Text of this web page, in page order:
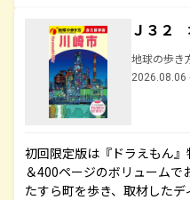
Ｊ３２
地球の歩き
2026.08.06
初回限定版は『ドラえもん
＆400ページのボリューム
たすら町を歩き、取材したデ